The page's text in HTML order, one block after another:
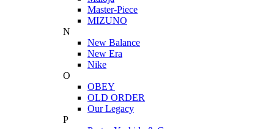
Master-Piece
MIZUNO
N
New Balance
New Era
Nike
O
OBEY
OLD ORDER
Our Legacy
P